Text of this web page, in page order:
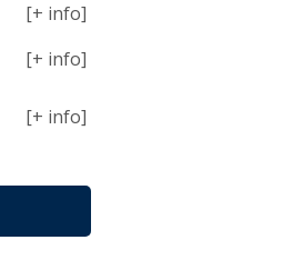
[+ info]
[+ info]
[+ info]